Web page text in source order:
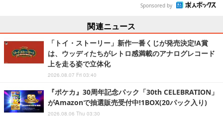
Sponsored by
関連ニュース
「トイ・ストーリー」新作一番くじが発売決定!A賞
は、ウッディたちがレトロ感満載のアナログレコード
上を走る姿で立体化
2026.08.07 Fri 03:40
『ポケカ』30周年記念パック「30th CELEBRATION」
がAmazonで抽選販売受付中!1BOX(20パック入り)
2026.08.06 Thu 03:30